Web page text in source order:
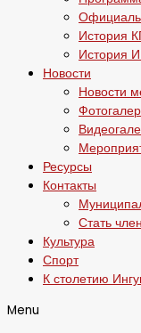
История
История
Новости
Новости
Ресурсы
Контакты
Стать
Культура
Спорт
К столетию
Menu